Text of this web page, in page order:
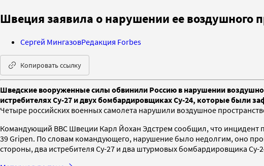
Швеция заявила о нарушении ее воздушного
Сергей МингазовРедакция Forbes
Копировать ссылку
Шведские вооруженные силы обвинили Россию в нарушении
истребителях Су-27 и двух бомбардировщиках Су-24, которые были
Четыре российских военных самолета нарушили воздушное
Командующий ВВС Швеции Карл Йохан Эдстрем сообщил, что инцидент
39 Gripen. По словам командующего, нарушение было недолгим, оно
стороны, два истребителя Су-27 и два штурмовых бомбардировщика Су-